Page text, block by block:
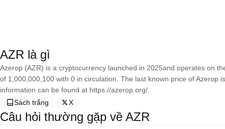
AZR là gì
Azerop (AZR) is a cryptocurrency launched in 2025and operates on
of 1,000,000,100 with 0 in circulation. The last known price of
information can be found at https://azerop.org/.
Sách trắng
X
Câu hỏi thường gặp về AZR